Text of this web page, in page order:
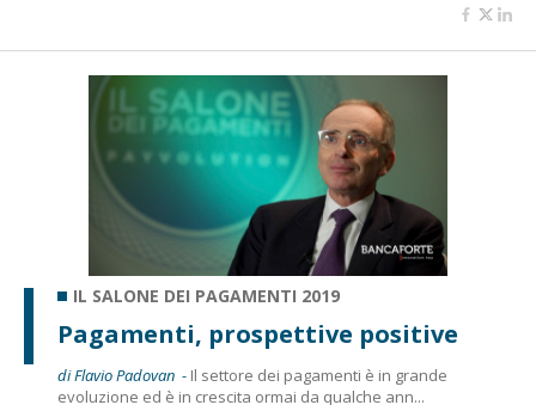
IL SALONE DEI PAGAMENTI 2019
Pagamenti, prospettive positive
di Flavio Padovan - Il settore dei pagamenti è in grande
evoluzione ed è in crescita ormai da qualche ann...